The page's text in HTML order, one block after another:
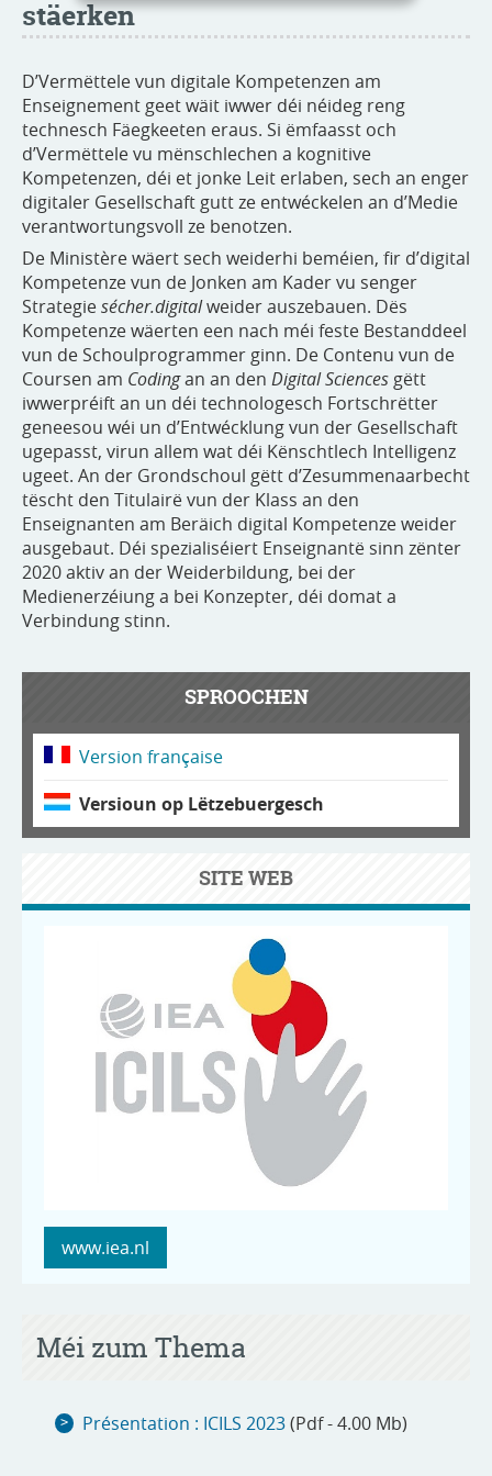
stäerken
D’Vermëttele vun digitale Kompetenzen am
Enseignement geet wäit iwwer déi néideg reng
technesch Fäegkeeten eraus. Si ëmfaasst och
d’Vermëttele vu mënschlechen a kognitive
Kompetenzen, déi et jonke Leit erlaben, sech an enger
digitaler Gesellschaft gutt ze entwéckelen an d’Medie
verantwortungsvoll ze benotzen.
De Ministère wäert sech weiderhi beméien, fir d’digital
Kompetenze vun de Jonken am Kader vu senger
Strategiesécher.digitalweider auszebauen. Dës
Kompetenze wäerten een nach méi feste Bestanddeel
vun de Schoulprogrammer ginn. De Contenu vun de
Coursen am Codingan an den Digital Sciences gëtt
iwwerpréift an un déi technologesch Fortschrëtter
geneesou wéi un d’Entwécklung vun der Gesellschaft
ugepasst, virun allem wat déi Kënschtlech Intelligenz
ugeet. An der Grondschoul gëtt d’Zesummenaarbecht
tëscht den Titulairë vun der Klass an den
Enseignanten am Beräich digital Kompetenze weider
ausgebaut. Déi spezialiséiert Enseignantë sinn zënter
2020 aktiv an der Weiderbildung, bei der
Medienerzéiung a bei Konzepter, déi domat a
Verbindung stinn.
SPROOCHEN
Version française
Versioun op Lëtzebuergesch
SITE WEB
www.iea.nl
Méi zum Thema
Présentation : ICILS 2023(Pdf - 4.00 Mb)